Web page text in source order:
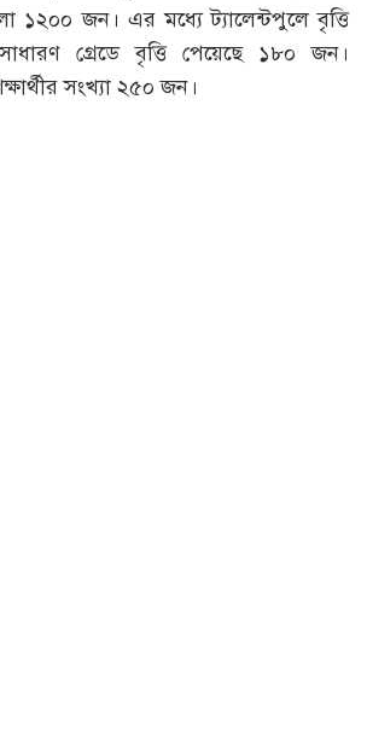
১২০০ জন। এর মধ্যে ট্যালেন্টপুলে বৃত্তি
গ্রেডে বৃত্তি পেয়েছে ১৮০ জন।
সংখ্যা ২৫০ জন।